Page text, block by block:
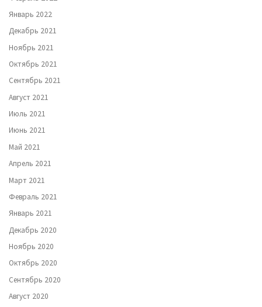
Январь 2022
Декабрь 2021
Ноябрь 2021
Октябрь 2021
Сентябрь 2021
Август 2021
Июль 2021
Июнь 2021
Май 2021
Апрель 2021
Март 2021
Февраль 2021
Январь 2021
Декабрь 2020
Ноябрь 2020
Октябрь 2020
Сентябрь 2020
Август 2020